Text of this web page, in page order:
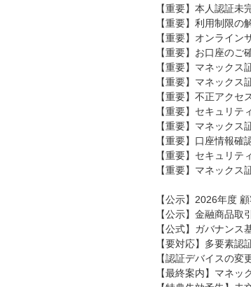
【重要】本人認証
【重要】利用制限の
【重要】オンライン
【重要】お口座のご
【重要】マネック
【重要】マネック
【重要】不正アク
【重要】セキュリ
【重要】マネック
【重要】口座情報
【重要】セキュリ
【重要】マネック
【公示】2026年度
【公示】金融商品
【公式】ガバナン
【要対応】多要素
【認証デバイスの
【最終案内】マネ